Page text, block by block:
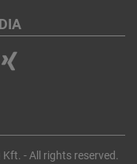
- All rights reserved.